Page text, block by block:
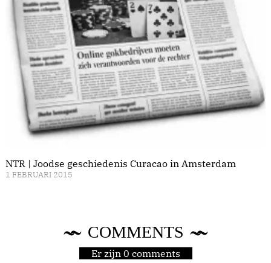
NTR | Joodse geschiedenis Curacao in Amsterdam
1 FEBRUARI 2015
COMMENTS
Er zijn 0 comments